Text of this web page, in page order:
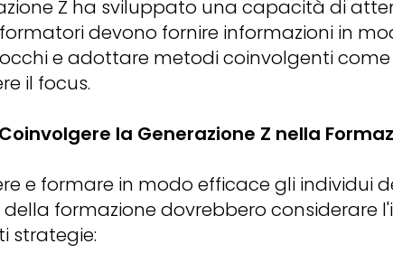
Z ha sviluppato una capacità di
devono fornire informazioni in
e adottare metodi coinvolgenti
il focus.
la Generazione Z nella
e formare in modo efficace gli individui
della formazione dovrebbero considerare
strategie: